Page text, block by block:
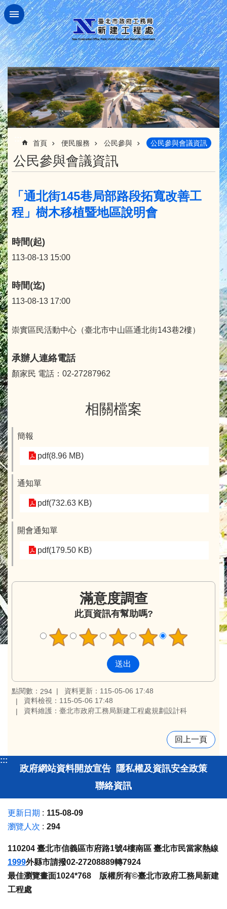
跳到主要內容區塊
首頁 便民服務 公民參與 公民參與會議資訊
公民參與會議資訊
「通北街145巷局部路段拓寬改善工
程」樹木移植暨地區說明會
時間(起)
113-08-13 15:00
時間(迄)
113-08-13 17:00
崇實區民活動中心（臺北市中山區通北街143巷2樓）
承辦人連絡電話
顏家民 電話：02-27287962
相關檔案
簡報
pdf(8.96 MB)
通知單
pdf(732.63 KB)
開會通知單
pdf(179.50 KB)
滿意度調查
此頁資訊有幫助嗎?
點閱數： 294
資料更新：115-05-06 17:48
資料檢視：115-05-06 17:48
資料維護：臺北市政府工務局新建工程處規劃設計科
回上一頁
:::
政府網站資料開放宣告 隱私權及資訊安全政策
聯絡資訊
更新日期
115-08-09
瀏覽人次
294
110204 臺北市信義區市府路1號4樓南區 臺北市民當家熱線
1999外縣市請撥02-27208889轉7924
最佳瀏覽畫面1024*768 版權所有©臺北市政府工務局新建
工程處